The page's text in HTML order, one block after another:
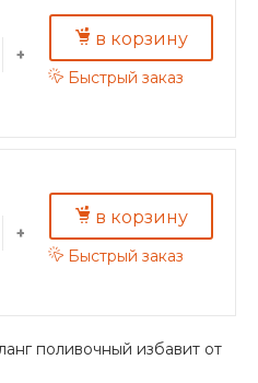
+
в корзину
Быстрый заказ
+
в корзину
Быстрый заказ
поливочный избавит от